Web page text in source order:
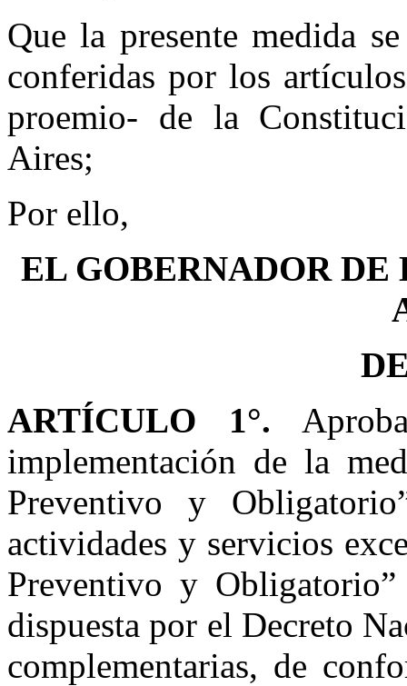
Que la presente medida
conferidas por los
proemio- de la
Aires;
Por ello,
EL GOBERNADOR DE
ARTÍCULO 1°.
implementación de la
Preventivo y
actividades y servicios
Preventivo y
dispuesta por el Decreto
complementarias, de